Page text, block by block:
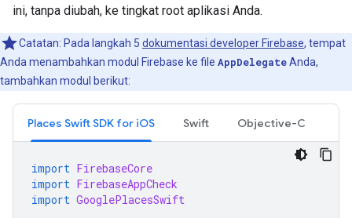
ini, tanpa diubah, ke tingkat root aplikasi Anda.
Catatan: Pada langkah 5 dokumentasi developer Firebase, tempat
Anda menambahkan modul Firebase ke file AppDelegateAnda,
tambahkan modul berikut:
Places Swift SDK for iOS Swift Objective-C
import FirebaseCore
import FirebaseAppCheck
import GooglePlacesSwift